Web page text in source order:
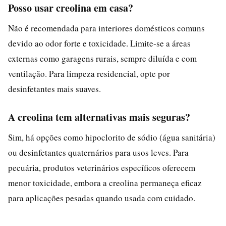
Posso usar creolina em casa?
Não é recomendada para interiores domésticos comuns
devido ao odor forte e toxicidade. Limite-se a áreas
externas como garagens rurais, sempre diluída e com
ventilação. Para limpeza residencial, opte por
desinfetantes mais suaves.
A creolina tem alternativas mais seguras?
Sim, há opções como hipoclorito de sódio (água sanitária)
ou desinfetantes quaternários para usos leves. Para
pecuária, produtos veterinários específicos oferecem
menor toxicidade, embora a creolina permaneça eficaz
para aplicações pesadas quando usada com cuidado.